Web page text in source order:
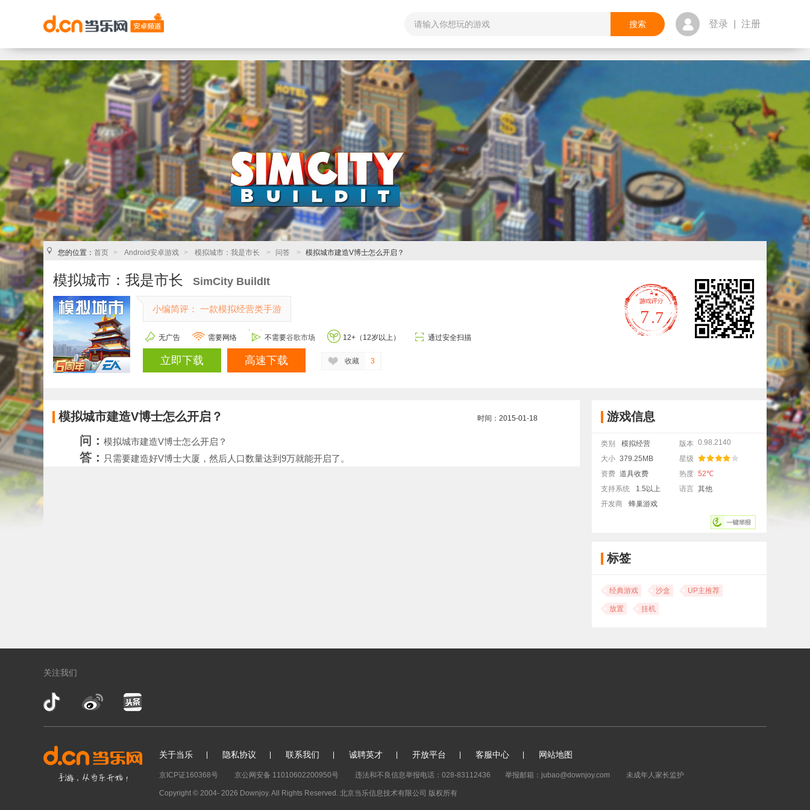
登录 注册
您的位置： 首页 > Android安卓游戏 > 模拟城市：我是市长 > 问答 > 模拟城市建造V博士怎么开启？
模拟城市：我是市长 SimCity BuildIt
小编简评： 一款模拟经营类手游
无广告 需要网络 不需要谷歌市场 12+（12岁以上） 通过安全扫描
立即下载 高速下载 收藏 3
7.7
模拟城市建造V博士怎么开启？ 时间：2015-01-18
问： 模拟城市建造V博士怎么开启？
答： 只需要建造好V博士大厦，然后人口数量达到9万就能开启了。
游戏信息
类别 模拟经营 版本 0.98.21407.31135
大小 379.25MB
星级
资费 道具收费 热度 52℃
语言 其他
支持系统
1.5以上
开发商
蜂巢游戏
标签
经典游戏 沙盒 UP主推荐
放置 挂机
关注我们
关于当乐 隐私协议 联系我们 诚聘英才 开放平台 客服中心 网站地图
京ICP证160368号 京公网安备 11010602200950号 违法和不良信息举报电话：028-83112436 举报邮箱：jubao@downjoy.com 未成年人家长监护
Copyright © 2004- 2026 Downjoy. All Rights Reserved. 北京当乐信息技术有限公司 版权所有